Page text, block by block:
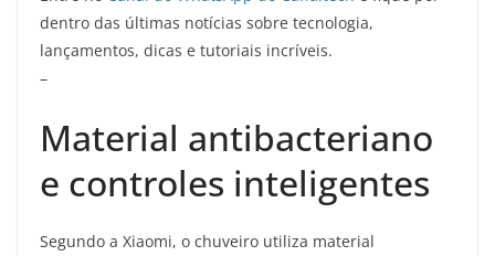
dentro das últimas notícias sobre tecnologia,
lançamentos, dicas e tutoriais incríveis.
–
Material antibacteriano
e controles inteligentes
Segundo a Xiaomi, o chuveiro utiliza material